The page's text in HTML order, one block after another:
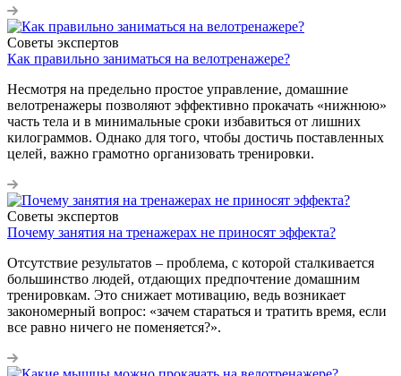
Советы экспертов
Как правильно заниматься на велотренажере?
Несмотря на предельно простое управление, домашние
велотренажеры позволяют эффективно прокачать «нижнюю»
часть тела и в минимальные сроки избавиться от лишних
килограммов. Однако для того, чтобы достичь поставленных
целей, важно грамотно организовать тренировки.
Советы экспертов
Почему занятия на тренажерах не приносят эффекта?
Отсутствие результатов – проблема, с которой сталкивается
большинство людей, отдающих предпочтение домашним
тренировкам. Это снижает мотивацию, ведь возникает
закономерный вопрос: «зачем стараться и тратить время, если
все равно ничего не поменяется?».